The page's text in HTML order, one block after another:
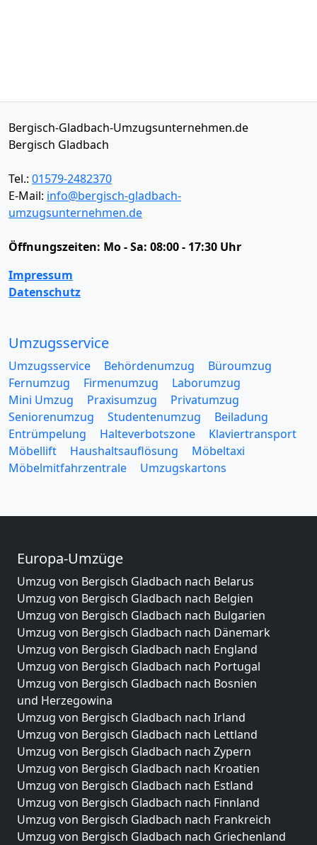
Bergisch-Gladbach-Umzugsunternehmen.de
Bergisch Gladbach
Tel.: 01579-2482370
E-Mail: info@bergisch-gladbach-
umzugsunternehmen.de
Öffnungszeiten: Mo - Sa: 08:00 - 17:30 Uhr
Impressum
Datenschutz
Umzugsservice
Umzugsservice Behördenumzug
Büroumzug
Fernumzug
Firmenumzug
Laborumzug
Mini Umzug
Praxisumzug
Privatumzug
Seniorenumzug
Studentenumzug
Beiladung
Entrümpelung
Halteverbotszone
Klaviertransport
Möbellift
Haushaltsauflösung
Möbeltaxi
Möbelmitfahrzentrale
Umzugskartons
Europa-Umzüge
Umzug von Bergisch Gladbach nach Belarus
Umzug von Bergisch Gladbach nach Belgien
Umzug von Bergisch Gladbach nach Bulgarien
Umzug von Bergisch Gladbach nach Dänemark
Umzug von Bergisch Gladbach nach England
Umzug von Bergisch Gladbach nach Portugal
Umzug von Bergisch Gladbach nach Bosnien
und Herzegowina
Umzug von Bergisch Gladbach nach Irland
Umzug von Bergisch Gladbach nach Lettland
Umzug von Bergisch Gladbach nach Zypern
Umzug von Bergisch Gladbach nach Kroatien
Umzug von Bergisch Gladbach nach Estland
Umzug von Bergisch Gladbach nach Finnland
Umzug von Bergisch Gladbach nach Frankreich
Umzug von Bergisch Gladbach nach Griechenland